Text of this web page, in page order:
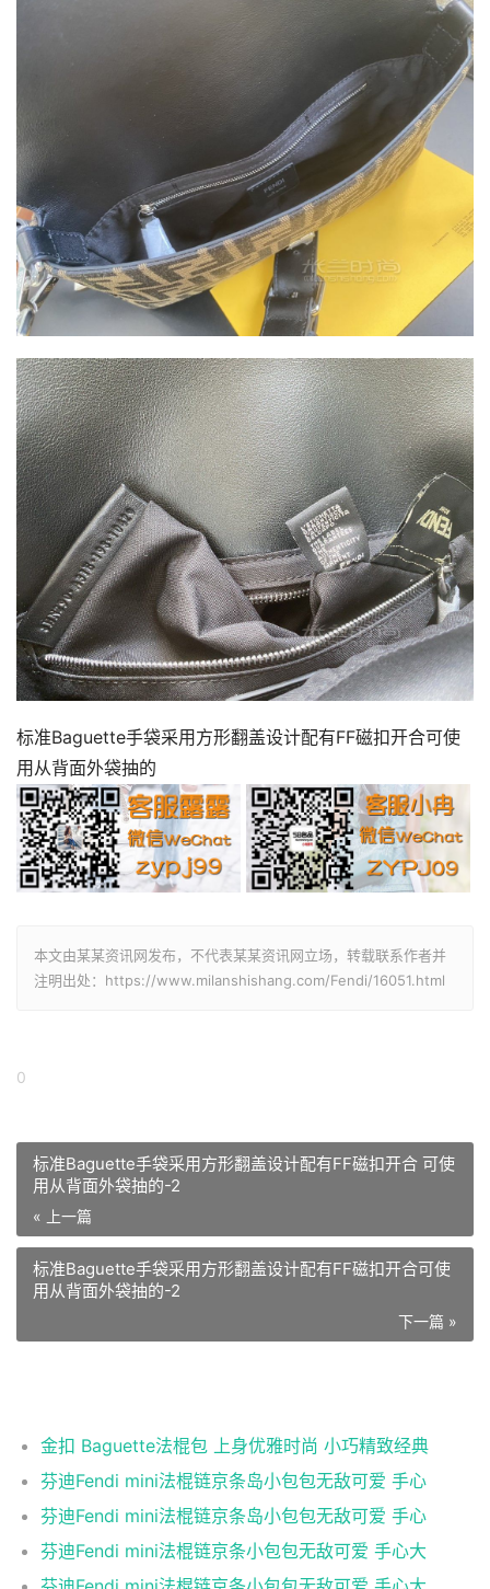
标准Baguette手袋采用方形翻盖设计配有FF磁扣开合可使
用从背面外袋抽的
本文由某某资讯网发布，不代表某某资讯网立场，转载联系作者并
注明出处：https://www.milanshishang.com/Fendi/16051.html
0
标准Baguette手袋采用方形翻盖设计配有FF磁扣开合 可使
用从背面外袋抽的-2
« 上一篇
标准Baguette手袋采用方形翻盖设计配有FF磁扣开合可使
用从背面外袋抽的-2
下一篇 »
金扣 Baguette法棍包 上身优雅时尚 小巧精致经典
芬迪Fendi mini法棍链京条岛小包包无敌可爱 手心
芬迪Fendi mini法棍链京条岛小包包无敌可爱 手心
芬迪Fendi mini法棍链京条小包包无敌可爱 手心大